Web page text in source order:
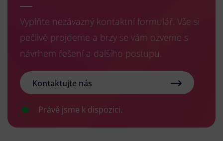
Vyplňte nezávazný kontaktní formulář. Vše si
pečlivě projdeme a brzy se vám ozveme s
návrhem řešení a dalšího postupu.
Kontaktujte nás
Právě jsme k dispozici.